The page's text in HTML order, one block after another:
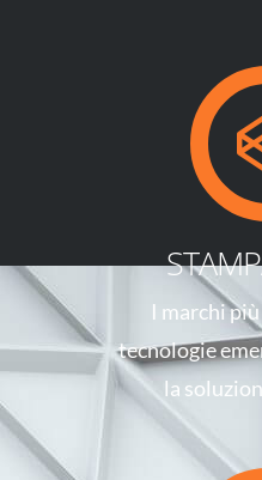
I marchi
tecnologie
la